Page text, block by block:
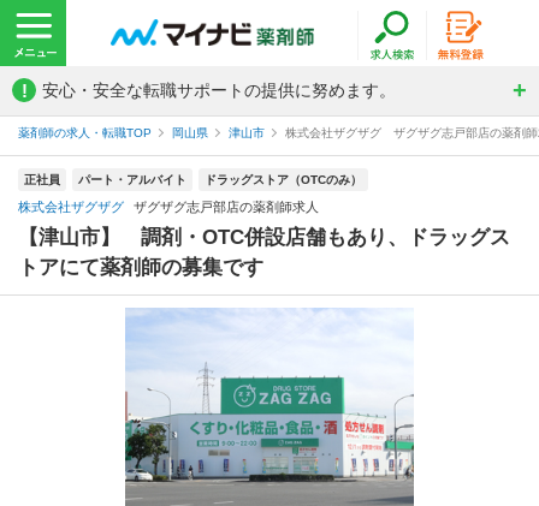
! 安心・安全な転職サポートの提供に努めます。
薬剤師の求人・転職TOP 岡山県 津山市 株式会社ザグザグ ザグザグ志戸部店の薬剤
正社員 パート・アルバイト ドラッグストア（OTCのみ）
株式会社ザグザグ ザグザグ志戸部店の薬剤師求人
【津山市】 調剤・OTC併設店舗もあり、ドラッグス
トアにて薬剤師の募集です